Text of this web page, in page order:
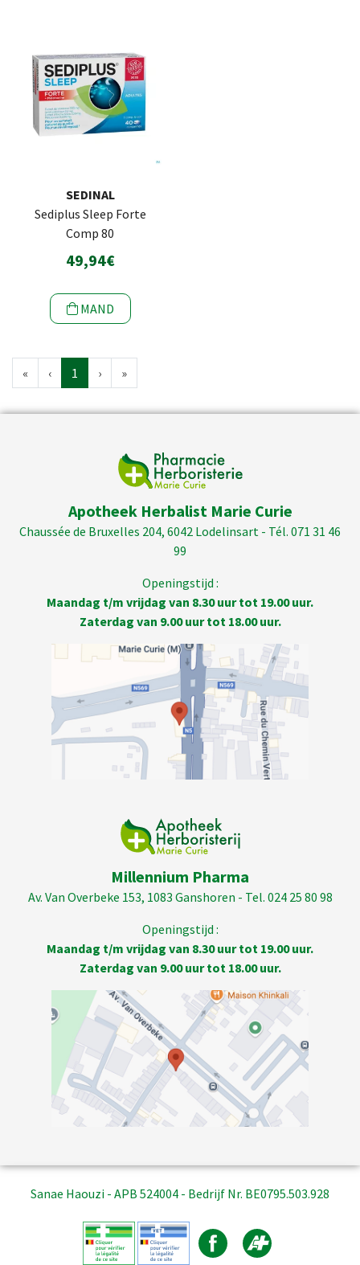
SEDINAL
Sediplus Sleep Forte
Comp 80
49,94€
MAND
« ‹ 1 › »
Apotheek Herbalist Marie Curie
Chaussée de Bruxelles 204, 6042 Lodelinsart - Tél. 071 31 46
99
Openingstijd :
Maandag t/m vrijdag van 8.30 uur tot 19.00 uur.
Zaterdag van 9.00 uur tot 18.00 uur.
Millennium Pharma
Av. Van Overbeke 153, 1083 Ganshoren - Tel. 024 25 80 98
Openingstijd :
Maandag t/m vrijdag van 8.30 uur tot 19.00 uur.
Zaterdag van 9.00 uur tot 18.00 uur.
Sanae Haouzi - APB 524004 - Bedrijf Nr. BE0795.503.928